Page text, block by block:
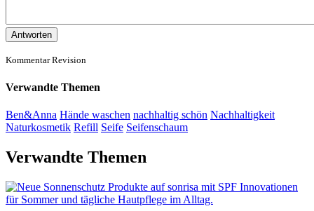
Antworten
Kommentar Revision
Verwandte Themen
Ben&Anna Hände waschen nachhaltig schön Nachhaltigkeit
Naturkosmetik Refill Seife Seifenschaum
Verwandte Themen